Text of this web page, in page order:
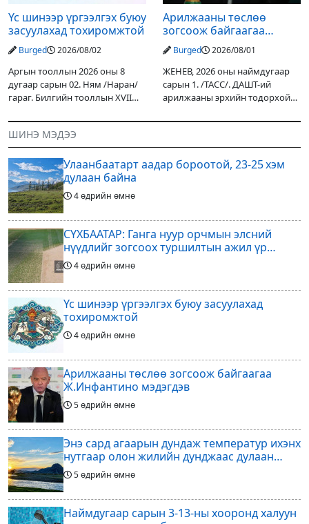
Үс шинээр үргээлгэх буюу
засуулахад тохиромжтой
Burged 2026/08/02
Аргын тооллын 2026 оны 8
дугаар сарын 02. Ням /Наран/
гараг. Билгийн тооллын XVII
гал Морин жилийн Зуны адаг
хөхөгчин хонь сарын шинийн
19, Адъяа /Асралт/
Арилжааны төслөө
зогсоож байгаагаа
Ж.Инфантино мэдэгдэв
Burged 2026/08/01
ЖЕНЕВ, 2026 оны наймдугаар
сарын 1. /ТАСС/. ДАШТ-ий
арилжааны эрхийн тодорхой
оруулагчдад худалдах
шийдвэрлэснээ ФИФА-гийн
ерөнхийлөгч Жанни
ШИНЭ МЭДЭЭ
Улаанбаатарт аадар бороотой, 23-25 хэм
дулаан байна
4 өдрийн өмнө
СҮХБААТАР: Ганга нуур орчмын элсний
нүүдлийг зогсоох туршилтын ажил үр
дүнгээ өгч эхэлжээ
4 өдрийн өмнө
Үс шинээр үргээлгэх буюу засуулахад
тохиромжтой
4 өдрийн өмнө
Арилжааны төслөө зогсоож байгаагаа
Ж.Инфантино мэдэгдэв
5 өдрийн өмнө
Энэ сард агаарын дундаж температур ихэнх
нутгаар олон жилийн дунджаас дулаан
байна
5 өдрийн өмнө
Наймдугаар сарын 3-13-ны хооронд халуун